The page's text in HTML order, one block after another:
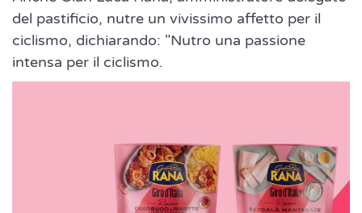
del pastificio, nutre un vivissimo affetto per il
ciclismo, dichiarando: "Nutro una passione
intensa per il ciclismo.